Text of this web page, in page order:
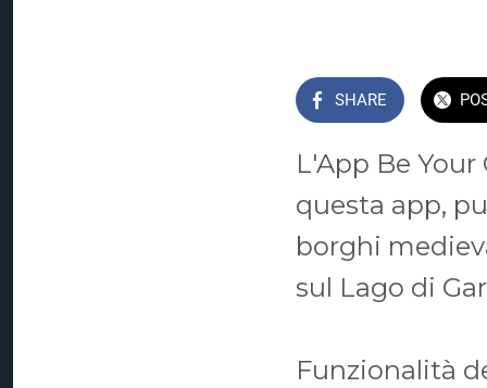
SHARE
L'App Be
questa app,
borghi
sul Lago di
Funzionalità